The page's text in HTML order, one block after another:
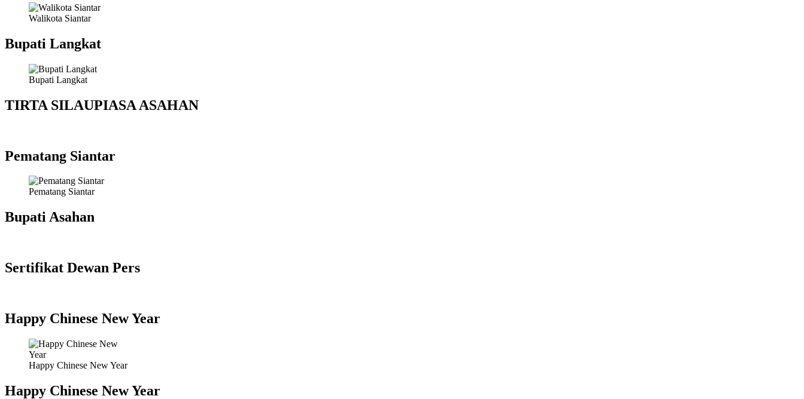
Walikota Siantar
Bupati Langkat
Bupati Langkat
TIRTA SILAUPIASA ASAHAN
Pematang Siantar
Pematang Siantar
Bupati Asahan
Sertifikat Dewan Pers
Happy Chinese New Year
Happy Chinese New Year
Happy Chinese New Year